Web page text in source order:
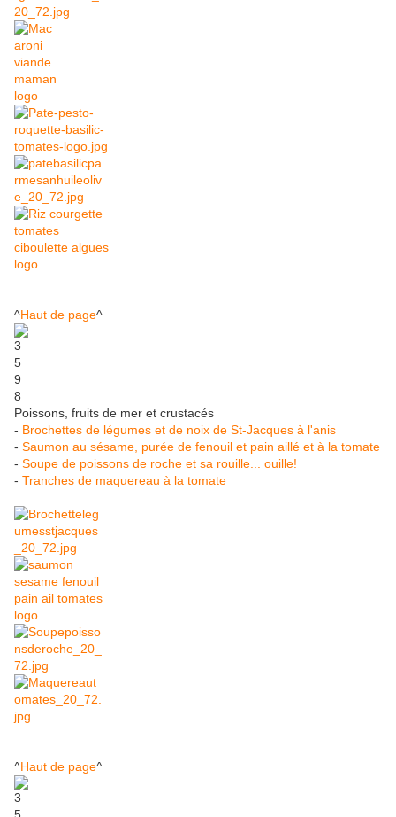
^Haut de page^
Poissons, fruits de mer et crustacés
- Brochettes de légumes et de noix de St-Jacques à l'anis
- Saumon au sésame, purée de fenouil et pain aillé et à la tomate
- Soupe de poissons de roche et sa rouille... ouille!
- Tranches de maquereau à la tomate
^Haut de page^